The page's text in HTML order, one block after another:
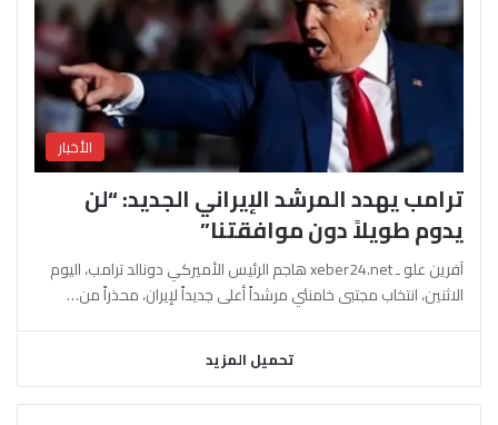
الأخبار
ترامب يهدد المرشد الإيراني الجديد: “لن
يدوم طويلاً دون موافقتنا”
آفرين علو ـ xeber24.net هاجم الرئيس الأميركي دونالد ترامب، اليوم
الاثنين، انتخاب مجتبى خامنئي مرشداً أعلى جديداً لإيران، محذراً من…
تحميل المزيد